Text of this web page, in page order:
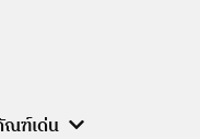
ฑ์เด่น